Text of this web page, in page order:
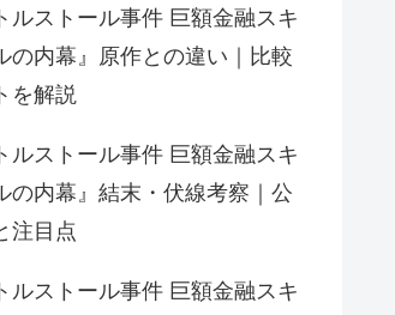
ルストール事件 巨額金融スキ
の内幕』原作との違い｜比較
を解説
ルストール事件 巨額金融スキ
の内幕』結末・伏線考察｜公
注目点
ルストール事件 巨額金融スキ